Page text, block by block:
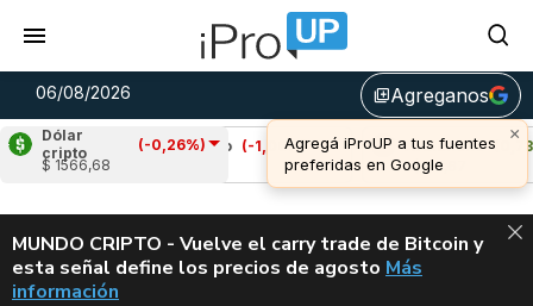
06/08/2026 library_addAgreganos
Dólar
cripto
(-0,26%)
$ 1566,68
Cardano (-1,06%)
Avalanche (0,73%)
u$s 6,67
ALERTA
MUNDO CRIPTO - Vuelve el carry trade de Bitcoin y
esta señal define los precios de agosto VUELVE EL
Más
información